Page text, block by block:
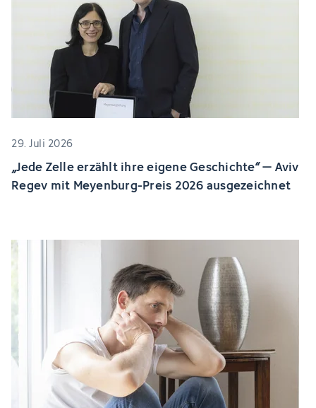
29. Juli 2026
„Jede Zelle erzählt ihre eigene Geschichte“ – Aviv
Regev mit Meyenburg-Preis 2026 ausgezeichnet